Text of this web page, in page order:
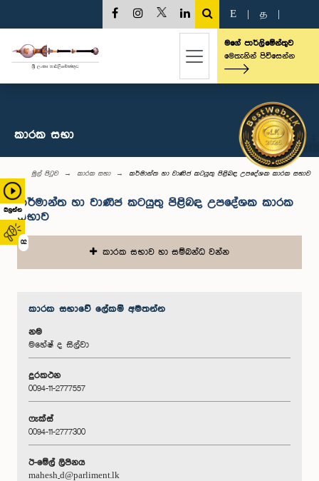
බලන්න
02
E த
මගේ පාර්ලිමේන්තුව
මෙතැනින් පිවිසෙන්න
කාරක සභා
මුල් පිටුව කාරක සභා කර්මාන්ත හා වාණිජ කටයුතු පිළිබඳ උපදේශක කාරක සභාව
කර්මාන්ත හා වාණිජ කටයුතු පිළිබඳ උපදේශක කාරක
සභාව
කාරක සභාව හා සම්බන්ධ වන්න
කාරක සභා‌වේ ලේකම් අමතන්න
නම
මහේෂ් ද සිල්වා
දුරකථන
0094-11-2777557
ෆැක්ස්
0094-11-2777300
ඊ-මේල් ලිපිනය
mahesh_d@parliment.lk